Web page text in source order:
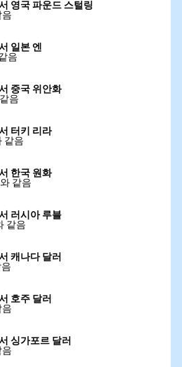
영국 파운드 스털링
음
일본 엔
음
중국 위안화
음
터키 리라
같음
한국 원화
같음
러시아 루블
같음
캐나다 달러
호주 달러
음
싱가포르 달러
음